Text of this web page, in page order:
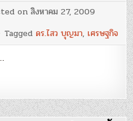
onสิงหาคม 27, 2009
Tagged ดร.ไสว บุญมา, เศรษฐกิจ